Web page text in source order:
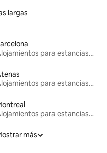
largas
Alojamientos para estancias largas
Alojamientos para estancias largas
Alojamientos para estancias largas
más